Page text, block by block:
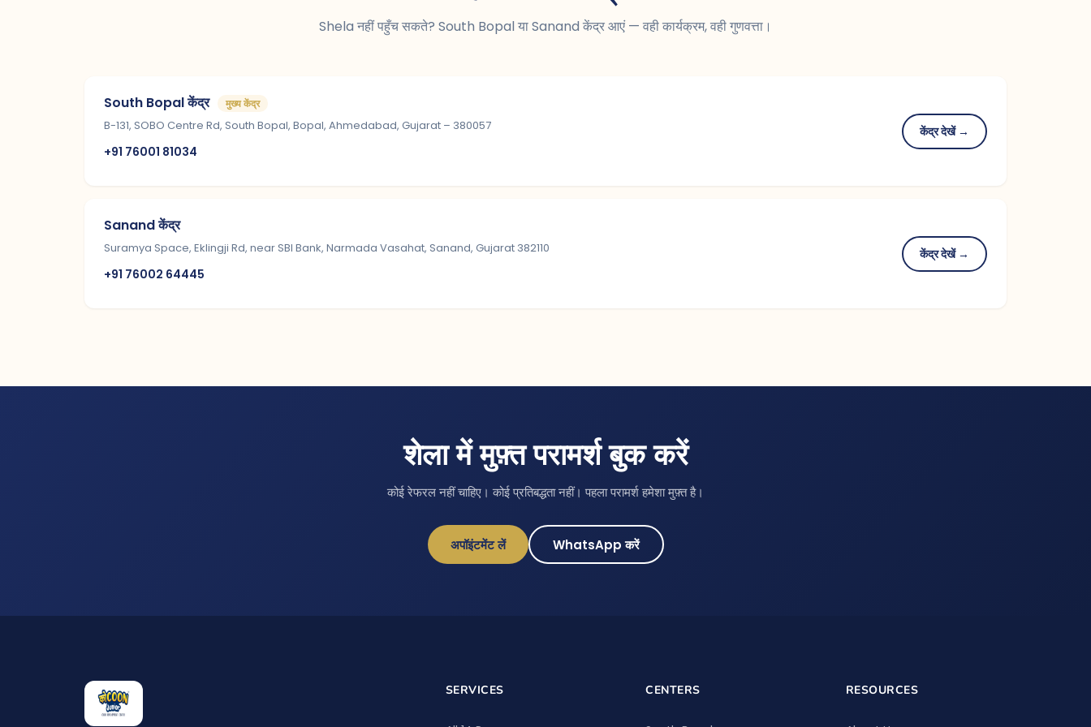
Shela नहीं पहुँच सकते? South Bopal या Sanand केंद्र आएं — वही कार्यक्रम, वही गुणवत्ता।
South Bopal केंद्र मुख्य केंद्र
B-131, SOBO Centre Rd, South Bopal, Bopal, Ahmedabad, Gujarat – 380057
+91 76001 81034
केंद्र देखें →
Sanand केंद्र
Suramya Space, Eklingji Rd, near SBI Bank, Narmada Vasahat, Sanand, Gujarat 382110
+91 76002 64445
केंद्र देखें →
शेला में मुफ़्त परामर्श बुक करें
कोई रेफरल नहीं चाहिए। कोई प्रतिबद्धता नहीं। पहला परामर्श हमेशा मुफ़्त है।
अपॉइंटमेंट लें WhatsApp करें
SERVICES CENTERS RESOURCES